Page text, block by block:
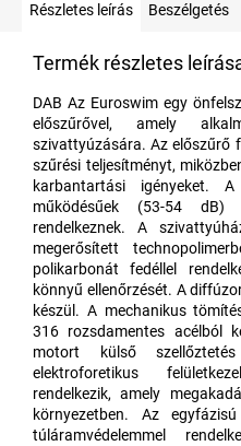
Részletes leírás Beszélgetés
Termék részletes
DAB Az Euroswim egy
előszűrővel, amely
szivattyúzására. Az előszűrő
szűrési teljesítményt,
karbantartási igényeket.
működésűek (53-54 dB)
rendelkeznek. A
megerősített
polikarbonát fedéllel
könnyű ellenőrzését. A
készül. A mechanikus
316 rozsdamentes acélból
motort külső
elektroforetikus
rendelkezik, amely
környezetben. Az
túláramvédelemmel